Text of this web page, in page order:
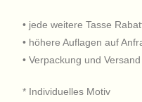
• jede weitere Tasse
• höhere Auflagen auf
• Verpackung und
* Individuelles Motiv